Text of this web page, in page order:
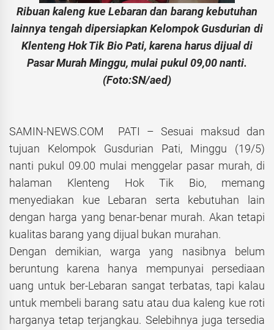
Ribuan kaleng kue Lebaran dan barang kebutuhan
lainnya tengah dipersiapkan Kelompok Gusdurian di
Klenteng Hok Tik Bio Pati, karena harus dijual di
Pasar Murah Minggu, mulai pukul 09,00 nanti.
(Foto:SN/aed)
SAMIN-NEWS.COM PATI – Sesuai maksud dan
tujuan Kelompok Gusdurian Pati, Minggu (19/5)
nanti pukul 09.00 mulai menggelar pasar murah, di
halaman Klenteng Hok Tik Bio, memang
menyediakan kue Lebaran serta kebutuhan lain
dengan harga yang benar-benar murah. Akan tetapi
kualitas barang yang dijual bukan murahan.
Dengan demikian, warga yang nasibnya belum
beruntung karena hanya mempunyai persediaan
uang untuk ber-Lebaran sangat terbatas, tapi kalau
untuk membeli barang satu atau dua kaleng kue roti
harganya tetap terjangkau. Selebihnya juga tersedia